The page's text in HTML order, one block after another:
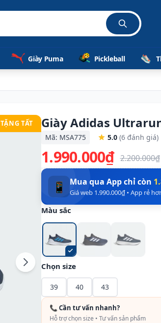
Giày Puma Pickleball
TẶNG TẤT Giày Adidas
Mã: MSA775 5.0 (6 đánh giá)
1.990.000₫ 2.200.000₫
📱 Mua qua App chỉ còn
Giá web 1.990.000₫ • App rẻ
Màu sắc
Chọn size
39 40 43
📞 Cần tư vấn nhanh?
Hỗ trợ chọn size • Tư vấn sản phẩm